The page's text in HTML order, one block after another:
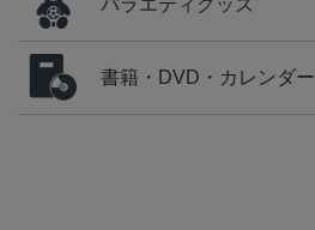
バラエティグッズ
書籍・DVD・カレンダー